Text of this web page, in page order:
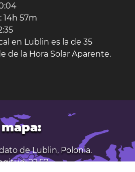
14h 57m
en Lublin es la de 35
de la Hora Solar Aparente.
de Lublin, Polonia.
22,57